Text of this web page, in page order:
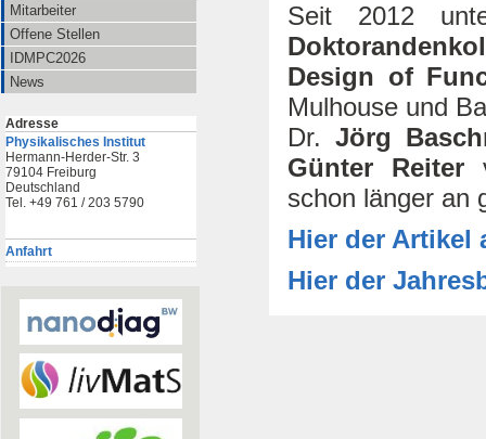
Mitarbeiter
Offene Stellen
IDMPC2026
News
Adresse
Physikalisches Institut
Hermann-Herder-Str. 3
79104 Freiburg
Deutschland
Tel. +49 761 / 203 5790
Anfahrt
Seit 2012
Design of
Mulhouse und
Dr. Jörg
Günter Reiter
schon länger an
Hier der Artikel
Hier der